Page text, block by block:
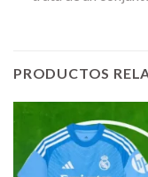
PRODUCTOS